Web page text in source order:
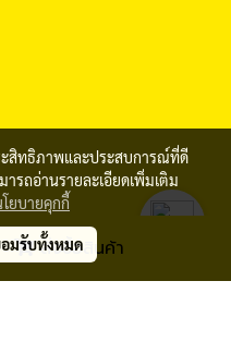
สั่งซื้อสินค้า
All right reserved.
ะสิทธิภาพและประสบการณ์ที่ดี
ารถอ่านรายละเอียดเพิ่มเติม
ยบายคุกกี้
มรับทั้งหมด